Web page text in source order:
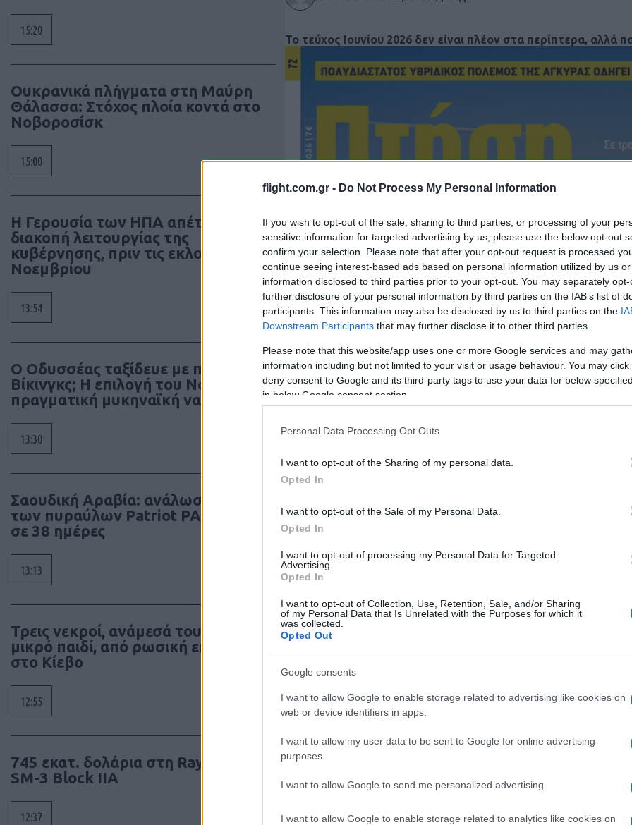
flight.com.gr - Do Not Process My Personal Information
If you wish to opt-out of the sale, sharing to third parties, or processing of your
sensitive information for targeted advertising by us, please use the below opt-out
confirm your selection. Please note that after your opt-out request is processed
continue seeing interest-based ads based on personal information utilized by us
information disclosed to third parties prior to your opt-out. You may separately
further disclosure of your personal information by third parties on the IAB’s list of
participants. This information may also be disclosed by us to third parties on the
Downstream Participants that may further disclose it to other third parties.
Please note that this website/app uses one or more Google services and may
information including but not limited to your visit or usage behaviour. You may
deny consent to Google and its third-party tags to use your data for below
in below Google consent section.
Personal Data Processing Opt Outs
I want to opt-out of the Sharing of my personal data.
Opted In
I want to opt-out of the Sale of my Personal Data.
Opted In
I want to opt-out of processing my Personal Data for Targeted
Advertising.
Opted In
I want to opt-out of Collection, Use, Retention, Sale, and/or Sharing
of my Personal Data that Is Unrelated with the Purposes for which it
was collected.
Opted Out
Google consents
I want to allow Google to enable storage related to advertising like cookies on
web or device identifiers in apps.
I want to allow my user data to be sent to Google for online advertising
purposes.
I want to allow Google to send me personalized advertising.
I want to allow Google to enable storage related to analytics like cookies on
15:20
Ουκρανικά πλήγματα στη Μαύρη
Θάλασσα: Στόχος πλοία κοντά στο
Νοβοροσίσκ
15:00
Η Γερουσία των ΗΠΑ απέτρεψε
διακοπή λειτουργίας της
κυβέρνησης, πριν τις εκλογές
Νοεμβρίου
13:54
Ο Οδυσσέας ταξίδευε με πλοίο των
Βίκινγκς; Η επιλογή του Νόλαν και η
πραγματική μυκηναϊκή ναυπηγική
13:30
Σαουδική Αραβία: ανάλωσε το 86%
των πυραύλων Patriot PAC-3 μέσα
σε 38 ημέρες
13:13
Τρεις νεκροί, ανάμεσά τους ένα
μικρό παιδί, από ρωσική επίθεση
στο Κίεβο
12:55
745 εκατ. δολάρια στη Raytheon για
SM-3 Block IIA
12:37
Το τεύχος Ιουνίου 2026 δεν είναι πλέον στα περίπτερα, αλλά